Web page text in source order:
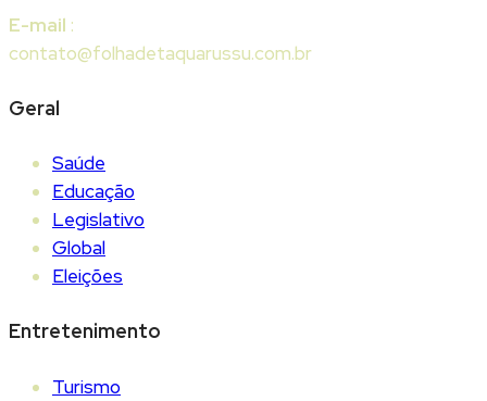
E-mail :
contato@folhadetaquarussu.com.br
Geral
Saúde
Educação
Legislativo
Global
Eleições
Entretenimento
Turismo